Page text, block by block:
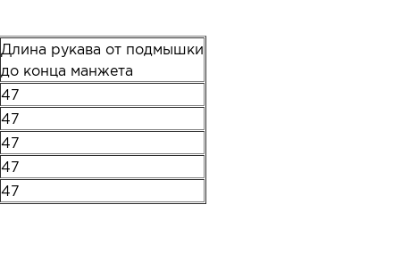
Длина рукава от подмышки
до конца манжета
47
47
47
47
47